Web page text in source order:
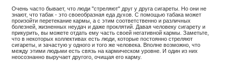
Очень часто бывает, что люди "стреляют" друг у друга сигареты. Но они не
знают, что табак - это своеобразная еда духов. С помощью табака может
произойти перетекание кармы, а с этим соответственно и различных
болезней, жизненных неудач и даже проклятий. Давая человеку сигарету и
прикурить, вы можете отдать ему часть своей негативной кармы. Заметьте,
что в некоторых коллективах есть люди, которые постоянно стреляют
сигареты, и зачастую у одного и того же человека. Вполне возможно, что
между этими людьми есть связь на кармическом уровне. И один из них
неосознанно выручает другого, очищая его карму.